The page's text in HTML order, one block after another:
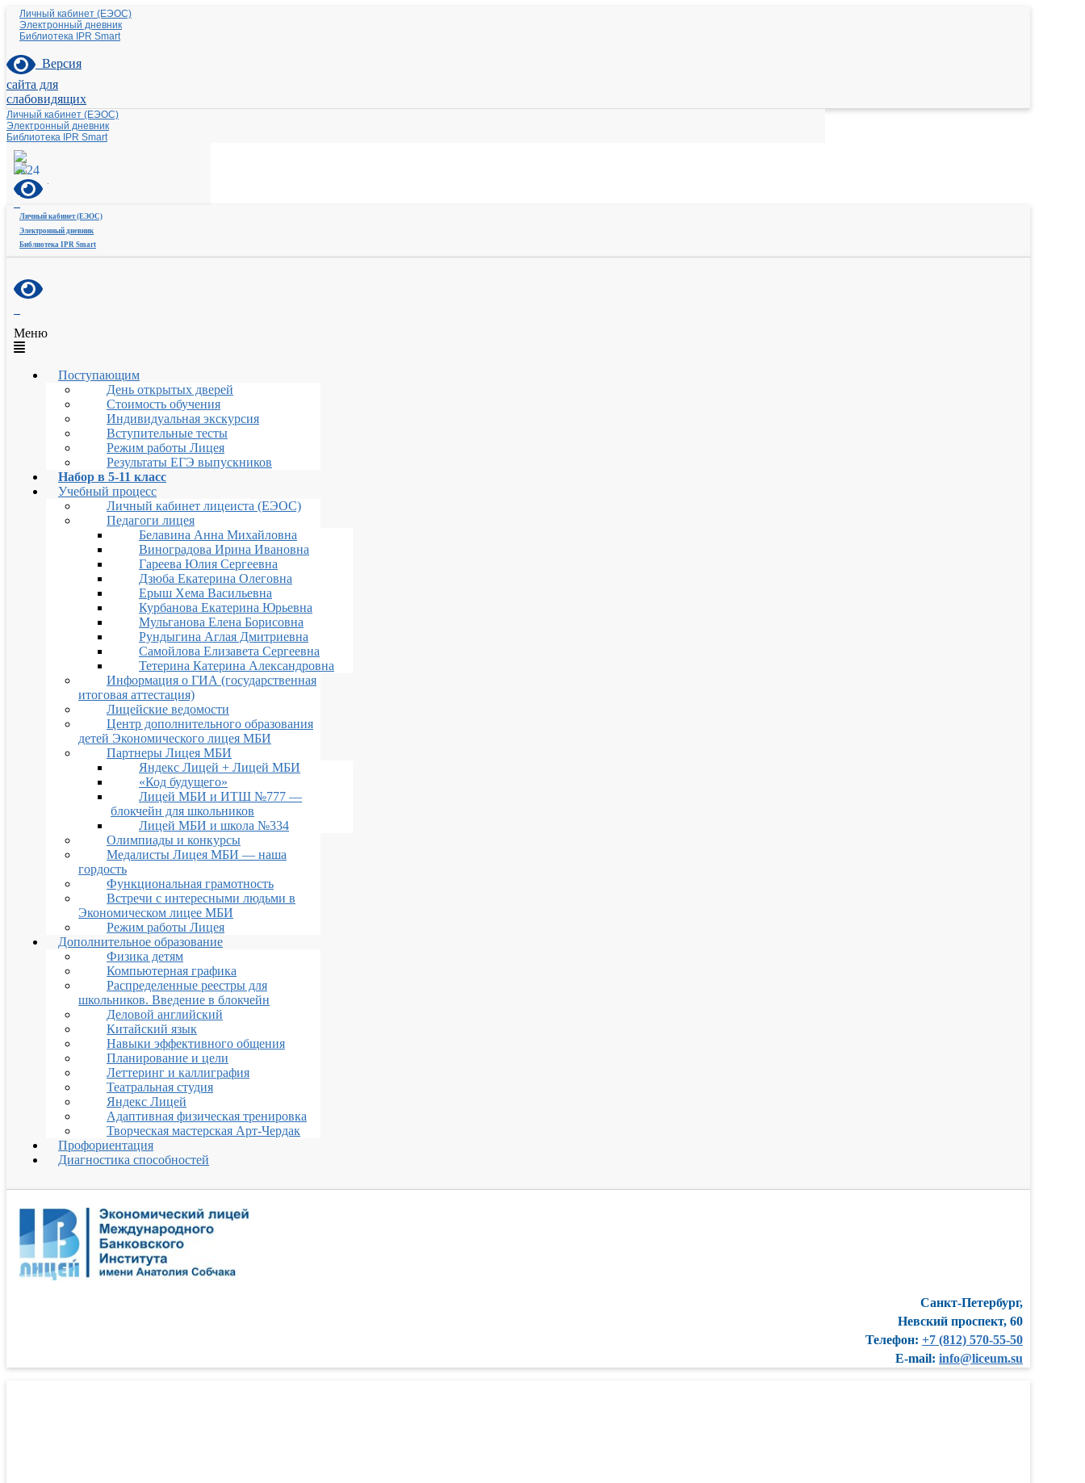
Личный кабинет (ЕЭОС)
Электронный дневник
Библиотека IPR Smart
Версия
сайта для
слабовидящих
Личный кабинет (ЕЭОС)
Электронный дневник
Библиотека IPR Smart
Личный кабинет (ЕЭОС)
Электронный дневник
Библиотека IPR Smart
Меню
Поступающим
День открытых дверей
Стоимость обучения
Индивидуальная экскурсия
Вступительные тесты
Режим работы Лицея
Результаты ЕГЭ выпускников
Набор в 5-11 класс
Учебный процесс
Личный кабинет лицеиста (ЕЭОС)
Педагоги лицея
Белавина Анна Михайловна
Виноградова Ирина Ивановна
Гареева Юлия Сергеевна
Дзюба Екатерина Олеговна
Ерыш Хема Васильевна
Курбанова Екатерина Юрьевна
Мульганова Елена Борисовна
Рундыгина Аглая Дмитриевна
Самойлова Елизавета Сергеевна
Тетерина Катерина Александровна
Информация о ГИА (государственная
итоговая аттестация)
Лицейские ведомости
Центр дополнительного образования
детей Экономического лицея МБИ
Партнеры Лицея МБИ
Яндекс Лицей + Лицей МБИ
«Код будущего»
Лицей МБИ и ИТШ №777 —
блокчейн для школьников
Лицей МБИ и школа №334
Олимпиады и конкурсы
Медалисты Лицея МБИ — наша
гордость
Функциональная грамотность
Встречи с интересными людьми в
Экономическом лицее МБИ
Режим работы Лицея
Дополнительное образование
Физика детям
Компьютерная графика
Распределенные реестры для
школьников. Введение в блокчейн
Деловой английский
Китайский язык
Навыки эффективного общения
Планирование и цели
Леттеринг и каллиграфия
Театральная студия
Яндекс Лицей
Адаптивная физическая тренировка
Творческая мастерская Арт-Чердак
Профориентация
Диагностика способностей
Санкт-Петербург,
Невский проспект, 60
Телефон: +7 (812) 570-55-50
E-mail: info@liceum.su